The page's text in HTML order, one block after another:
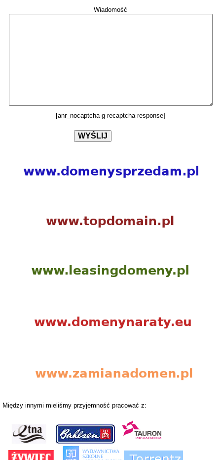
Wiadomość
[anr_nocaptcha g-recaptcha-response]
Między innymi mieliśmy przyjemność pracować z: